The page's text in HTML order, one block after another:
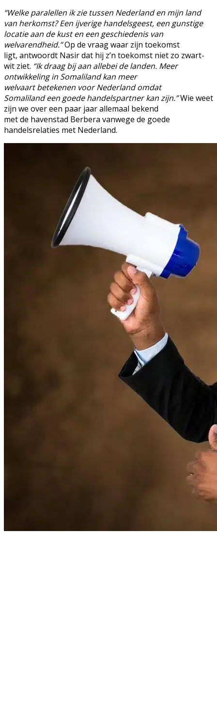
“Welke paralellen ik zie tussen Nederland en mijn land
van herkomst? Een ijverige handelsgeest, een gunstige
locatie aan de kust en een geschiedenis van
welvarendheid.”Op de vraag waar zijn toekomst
ligt, antwoordt Nasir dat hij z’n toekomst niet zo zwart-
wit ziet. “Ik draag bij aan allebei de landen. Meer
ontwikkeling in Somaliland kan meer
welvaart betekenen voor Nederland omdat
Somaliland een goede handelspartner kan zijn.”Wie weet
zijn we over een paar jaar allemaal bekend
met de havenstad Berbera vanwege de goede
handelsrelaties met Nederland.